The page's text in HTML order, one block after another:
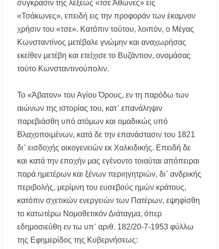
σύγκρασιν της λέξεως «τσε Άθωνες» εις
«Τσάκωνες», επειδή εις την προφοράν των έκαμνον
χρήσιν του «τσε». Κατόπιν τούτου, λοιπόν, ο Μέγας
Κωνσταντίνος μετέβαλε γνώμην και αναχωρήσας
εκείθεν μετέβη και ετείχισε το Βυζάντιον, ονομάσας
τούτο Κωνσταντινούπολιν.
Το «Άβατον» του Αγίου Όρους, εν τη παρόδω των
αιώνων της ιστορίας του, κατ᾿ επανάληψιν
παρεβιάσθη υπό ατόμων και ομαδικώς υπό
Βλαχοποιμένων, κατά δε την επανάστασιν του 1821
δι᾿ εισδοχής οικογενειών εκ Χαλκιδικής. Επειδή δε
και κατά την εποχήν μας εγένοντο τοιαύται απόπειραι
παρά ημετέρων και ξένων περιηγητριών, δι᾿ ανδρικής
περιβολής, μερίμνη του ευσεβούς ημών κράτους,
κατόπιν σχετικών ενεργειών των Πατέρων, εψηφίσθη
το κατωτέρω Νομοθετικόν Διάταγμα, όπερ
εδημοσιεύθη εν τω υπ᾿ αριθ. 182/20-7-1953 φύλλω
της Εφημερίδος της Κυβερνήσεως: